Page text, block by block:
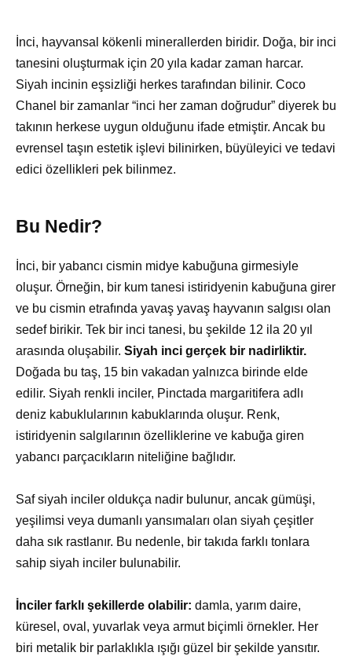
İnci, hayvansal kökenli minerallerden biridir. Doğa, bir inci
tanesini oluşturmak için 20 yıla kadar zaman harcar.
Siyah incinin eşsizliği herkes tarafından bilinir. Coco
Chanel bir zamanlar “inci her zaman doğrudur” diyerek bu
takının herkese uygun olduğunu ifade etmiştir. Ancak bu
evrensel taşın estetik işlevi bilinirken, büyüleyici ve tedavi
edici özellikleri pek bilinmez.
Bu Nedir?
İnci, bir yabancı cismin midye kabuğuna girmesiyle
oluşur. Örneğin, bir kum tanesi istiridyenin kabuğuna girer
ve bu cismin etrafında yavaş yavaş hayvanın salgısı olan
sedef birikir. Tek bir inci tanesi, bu şekilde 12 ila 20 yıl
arasında oluşabilir. Siyah inci gerçek bir nadirliktir.
Doğada bu taş, 15 bin vakadan yalnızca birinde elde
edilir. Siyah renkli inciler, Pinctada margaritifera adlı
deniz kabuklularının kabuklarında oluşur. Renk,
istiridyenin salgılarının özelliklerine ve kabuğa giren
yabancı parçacıkların niteliğine bağlıdır.
Saf siyah inciler oldukça nadir bulunur, ancak gümüşi,
yeşilimsi veya dumanlı yansımaları olan siyah çeşitler
daha sık rastlanır. Bu nedenle, bir takıda farklı tonlara
sahip siyah inciler bulunabilir.
İnciler farklı şekillerde olabilir: damla, yarım daire,
küresel, oval, yuvarlak veya armut biçimli örnekler. Her
biri metalik bir parlaklıkla ışığı güzel bir şekilde yansıtır.